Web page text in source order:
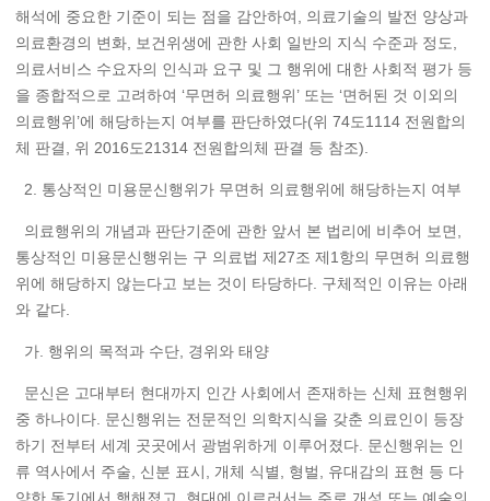
해석에 중요한 기준이 되는 점을 감안하여, 의료기술의 발전 양상과
의료환경의 변화, 보건위생에 관한 사회 일반의 지식 수준과 정도,
의료서비스 수요자의 인식과 요구 및 그 행위에 대한 사회적 평가 등
을 종합적으로 고려하여 ‘무면허 의료행위’ 또는 ‘면허된 것 이외의
의료행위’에 해당하는지 여부를 판단하였다(위 74도1114 전원합의
체 판결, 위 2016도21314 전원합의체 판결 등 참조).
2. 통상적인 미용문신행위가 무면허 의료행위에 해당하는지 여부
의료행위의 개념과 판단기준에 관한 앞서 본 법리에 비추어 보면,
통상적인 미용문신행위는 구 의료법 제27조 제1항의 무면허 의료행
위에 해당하지 않는다고 보는 것이 타당하다. 구체적인 이유는 아래
와 같다.
가. 행위의 목적과 수단, 경위와 태양
문신은 고대부터 현대까지 인간 사회에서 존재하는 신체 표현행위
중 하나이다. 문신행위는 전문적인 의학지식을 갖춘 의료인이 등장
하기 전부터 세계 곳곳에서 광범위하게 이루어졌다. 문신행위는 인
류 역사에서 주술, 신분 표시, 개체 식별, 형벌, 유대감의 표현 등 다